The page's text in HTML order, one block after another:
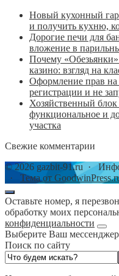
Новый кухонный
и получить кухню,
Дорогие печи для
вложение в
Почему
казино: взгляд на
Оформление прав на
регистрации и не
Хозяйственный
функциональное и
участка
Свежие комментарии
©2026 gazbit-91.ru ·
· Тема от
Оставьте номер, я
обработку моих
конфиденциальности
Выберите Ваш мессенджер
Поиск по сайту